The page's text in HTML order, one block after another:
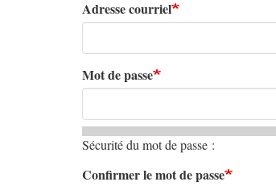
Adresse courriel
Mot de passe
Sécurité du mot de passe :
Confirmer le mot de passe